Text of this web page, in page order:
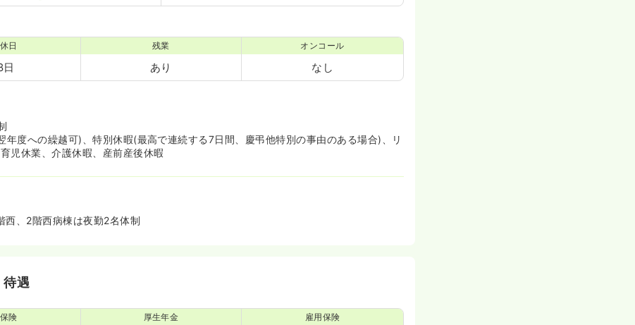
日
日
残業
あり
オンコール
なし
年度への繰越可)、特別休暇(最高で連続する7日間、慶弔他特別の事由のある場合)、リ
児休業、介護休暇、産前産後休暇
西、2階西病棟は夜勤2名体制
待遇
険 厚生年金 雇用保険